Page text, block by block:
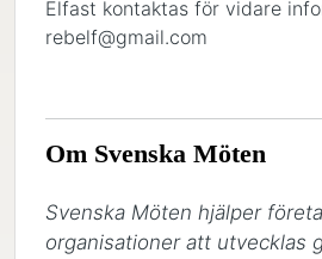
Elfast kontaktas för vidare
rebelf@gmail.com
Om Svenska Möten
Svenska Möten hjälper
organisationer att utvecklas